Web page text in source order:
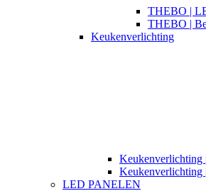
THEBO |
THEBO |
Keukenverlichting
Keukenverlichting
LED PANELEN